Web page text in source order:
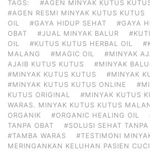
TAGS:
#AGEN MINYAK KUTUS
#AGEN RESMI MINYAK KUTUS KUTUS
OIL
#GAYA HIDUP SEHAT
#GAYA
OBAT
#JUAL MINYAK BALUR
OIL
#KUTUS KUTUS HERBAL OIL
MALANG
#MAGIC OIL #MINYAK
AJAIB KUTUS KUTUS
#MINYAK
#MINYAK KUTUS KUTUS
#MINYAK
#MINYAK KUTUS KUTUS ONLINE
KUTUS ORIGINAL
#MINYAK KUTUS
WARAS. MINYAK KUTUS KUTUS
ORGANIK
#ORGANIC HEALING OIL
TANPA OBAT
#SOLUSI SEHAT
#TAMBA WARAS
#TESTIMONI
MERINGANKAN KELUHAN PASIEN